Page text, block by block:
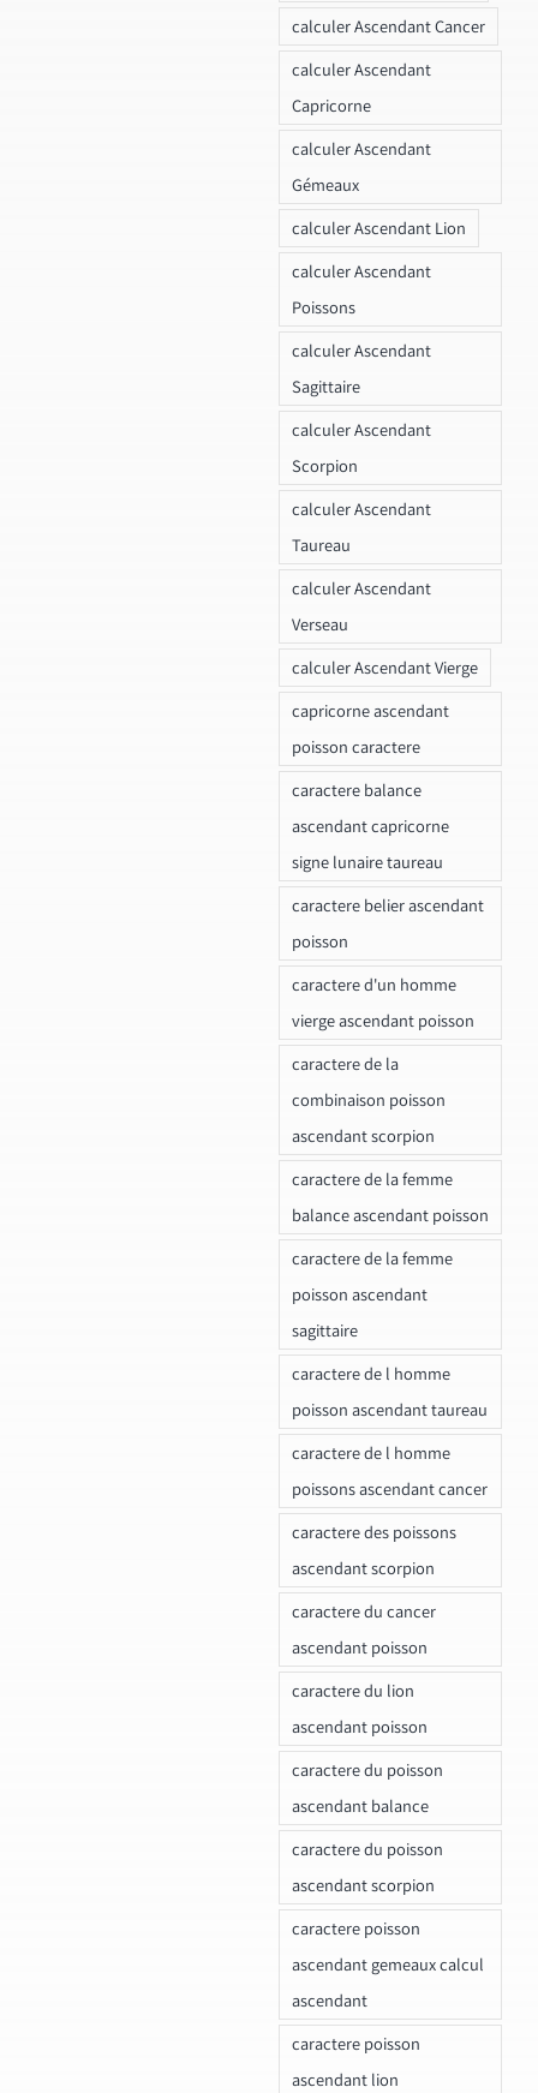
calculer Ascendant Cancer
calculer Ascendant
Capricorne
calculer Ascendant
Gémeaux
calculer Ascendant Lion
calculer Ascendant
Poissons
calculer Ascendant
Sagittaire
calculer Ascendant
Scorpion
calculer Ascendant
Taureau
calculer Ascendant
Verseau
calculer Ascendant Vierge
capricorne ascendant
poisson caractere
caractere balance
ascendant capricorne
signe lunaire taureau
caractere belier ascendant
poisson
caractere d'un homme
vierge ascendant poisson
caractere de la
combinaison poisson
ascendant scorpion
caractere de la femme
balance ascendant poisson
caractere de la femme
poisson ascendant
sagittaire
caractere de l homme
poisson ascendant taureau
caractere de l homme
poissons ascendant cancer
caractere des poissons
ascendant scorpion
caractere du cancer
ascendant poisson
caractere du lion
ascendant poisson
caractere du poisson
ascendant balance
caractere du poisson
ascendant scorpion
caractere poisson
ascendant gemeaux calcul
ascendant
caractere poisson
ascendant lion